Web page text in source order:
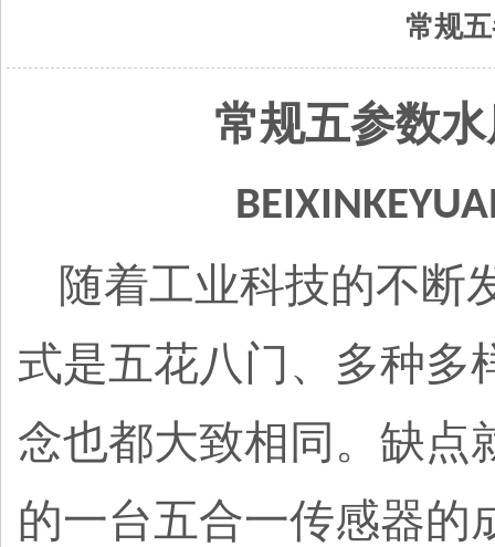
常规
常规五参数
随着工业科技的不断
式是五花八门、多种多
念也都大致相同。缺点
的一台五合一传感器的